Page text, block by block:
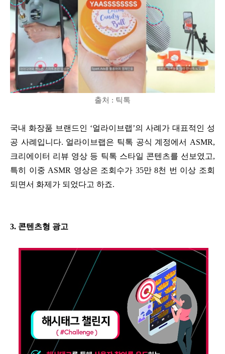
출처 : 틱톡
국내 화장품 브랜드인 ‘얼라이브랩’의 사례가 대표적인 성
공 사례입니다. 얼라이브랩은 틱톡 공식 계정에서 ASMR,
크리에이터 리뷰 영상 등 틱톡 스타일 콘텐츠를 선보였고,
특히 이중 ASMR 영상은 조회수가 35만 8천 번 이상 조회
되면서 화제가 되었다고 하죠.
3. 콘텐츠형 광고